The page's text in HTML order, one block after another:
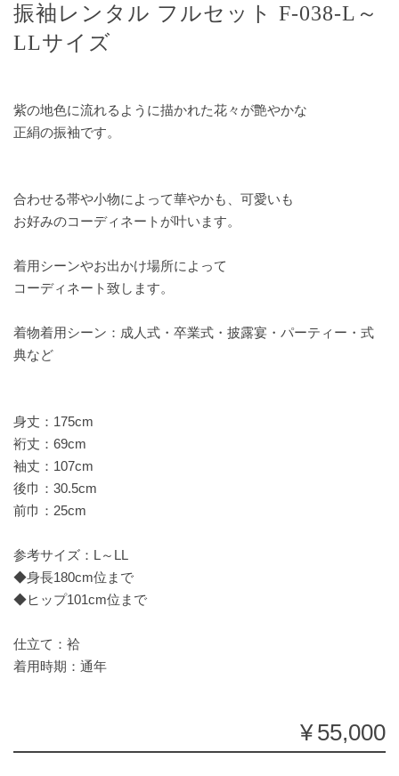
振袖レンタル フルセット F-038-L～
LLサイズ
紫の地色に流れるように描かれた花々が艶やかな
正絹の振袖です。
合わせる帯や小物によって華やかも、可愛いも
お好みのコーディネートが叶います。
着用シーンやお出かけ場所によって
コーディネート致します。
着物着用シーン：成人式・卒業式・披露宴・パーティー・式
典など
身丈：175cm
裄丈：69cm
袖丈：107cm
後巾：30.5cm
前巾：25cm
参考サイズ：L～LL
◆身長180cm位まで
◆ヒップ101cm位まで
仕立て：袷
着用時期：通年
¥55,000